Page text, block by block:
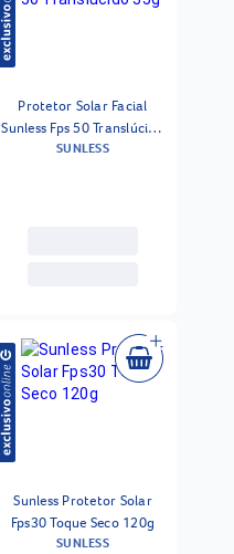
Protetor Solar Facial
Sunless Fps 50 Translúcido
35g
SUNLESS
Sunless Protetor Solar
Fps30 Toque Seco 120g
SUNLESS